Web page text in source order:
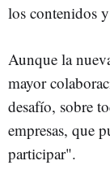
los contenidos
Aunque la
mayor
desafío, sobre
empresas, que
participar".